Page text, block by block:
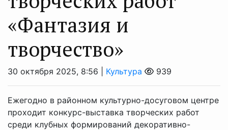
«Фантазия и
творчество»
30 октября 2025, 8:56 | Культура 939
Ежегодно в районном культурно-досуговом центре
проходит конкурс-выставка творческих работ
среди клубных формирований декоративно-